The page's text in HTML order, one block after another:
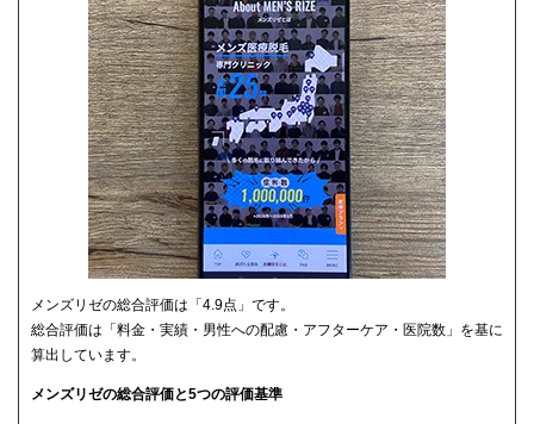
メンズリゼの総合評価は「4.9点」です。
総合評価は「料金・実績・男性への配慮・アフターケア・医院数」を基に
算出しています。
メンズリゼの総合評価と5つの評価基準